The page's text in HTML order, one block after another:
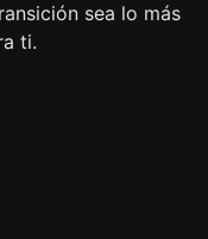
sea lo más
ti.